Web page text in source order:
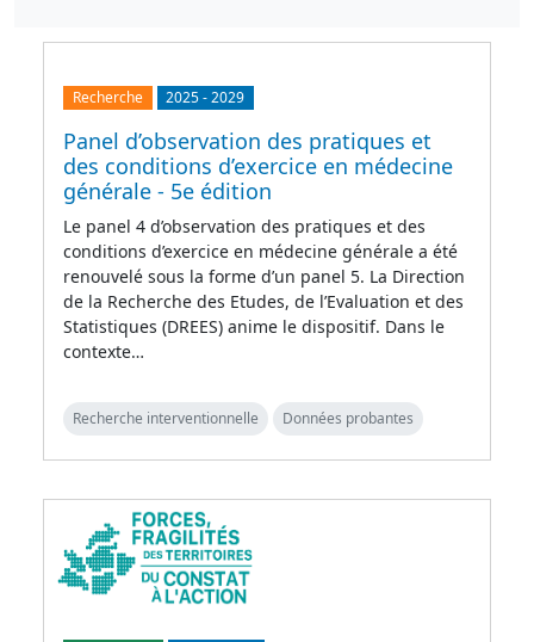
Recherche 2025-2029
Panel d’observation des pratiques et
des conditions d’exercice en médecine
générale - 5e édition
Le panel 4 d’observation des pratiques et des
conditions d’exercice en médecine générale a été
renouvelé sous la forme d’un panel 5. La Direction
de la Recherche des Etudes, de l’Evaluation et des
Statistiques (DREES) anime le dispositif. Dans le
contexte…
Recherche interventionnelle Données probantes